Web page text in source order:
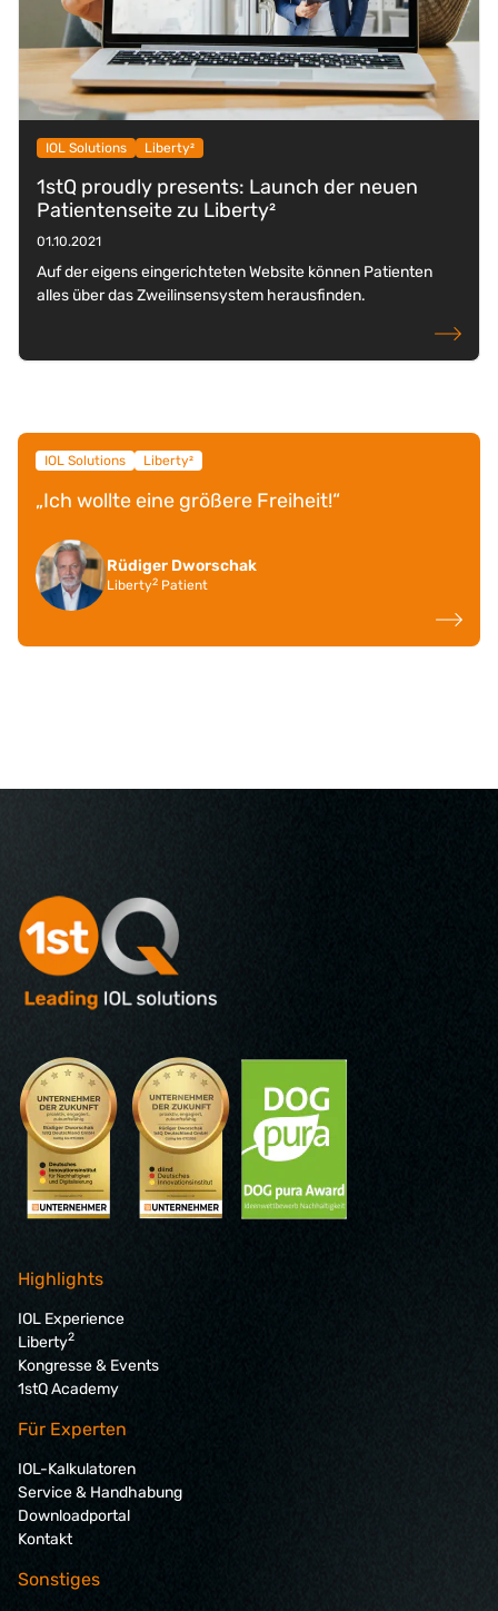
IOL Solutions Liberty²
1stQ proudly presents: Launch der neuen
Patientenseite zu Liberty²
01.10.2021
Auf der eigens eingerichteten Website können Patienten
alles über das Zweilinsensystem herausfinden.
IOL Solutions Liberty²
„Ich wollte eine größere Freiheit!“
Rüdiger Dworschak
Liberty2 Patient
Highlights
IOL Experience
Liberty2
Kongresse & Events
1stQ Academy
Für Experten
IOL-Kalkulatoren
Service & Handhabung
Downloadportal
Kontakt
Sonstiges